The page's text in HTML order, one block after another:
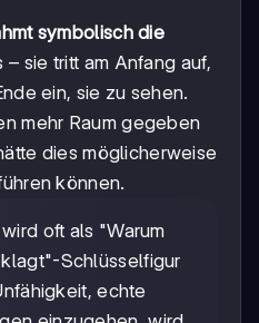
symbolisch die
– sie tritt am Anfang auf,
ein, sie zu sehen.
mehr Raum gegeben
dies möglicherweise
können.
oft als "Warum
Schlüsselfigur
echte